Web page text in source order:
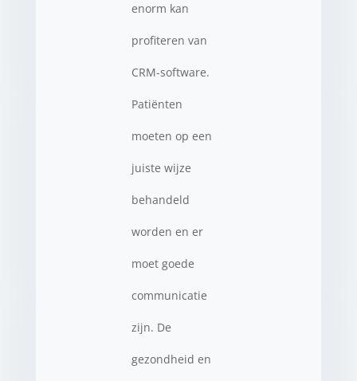
enorm kan
profiteren van
CRM-software.
Patiënten
moeten op een
juiste wijze
behandeld
worden en er
moet goede
communicatie
zijn. De
gezondheid en